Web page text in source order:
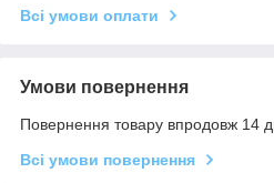
Всі умови оплати
Умови повернення
Повернення товару впродовж 14
Всі умови повернення